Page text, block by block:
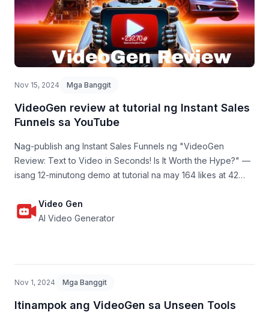
Nov 15, 2024 Mga Banggit
VideoGen review at tutorial ng Instant Sales
Funnels sa YouTube
Nag-publish ang Instant Sales Funnels ng "VideoGen
Review: Text to Video in Seconds! Is It Worth the Hype?" —
isang 12-minutong demo at tutorial na may 164 likes at 42
Video Gen
AI Video Generator
Nov 1, 2024 Mga Banggit
Itinampok ang VideoGen sa Unseen Tools